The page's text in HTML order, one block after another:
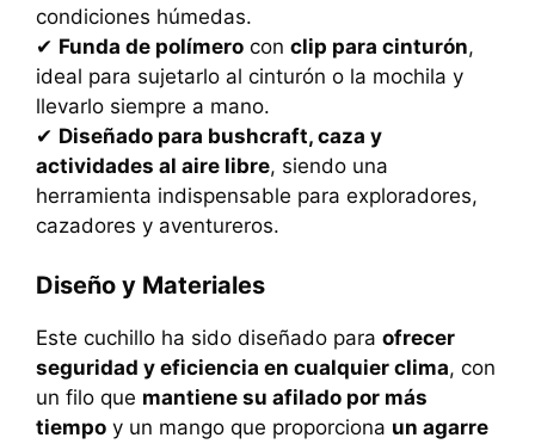
condiciones húmedas.
✔ Funda de polímero con clip para cinturón,
ideal para sujetarlo al cinturón o la mochila y
llevarlo siempre a mano.
✔ Diseñado para bushcraft, caza y
actividades al aire libre, siendo una
herramienta indispensable para exploradores,
cazadores y aventureros.
Diseño y Materiales
Este cuchillo ha sido diseñado para ofrecer
seguridad y eficiencia en cualquier clima, con
un filo que mantiene su afilado por más
tiempo y un mango que proporciona un agarre